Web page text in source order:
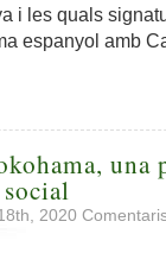
i les quals
espanyol amb
2020